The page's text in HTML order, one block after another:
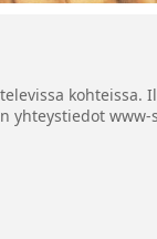
kohteissa.
yhteystiedot